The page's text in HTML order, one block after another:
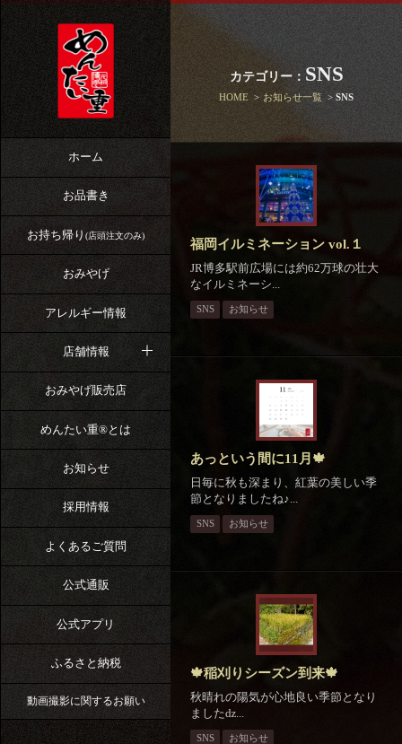
ホーム
お品書き
お持ち帰り (店頭注文のみ)
おみやげ
アレルギー情報
店舗情報
おみやげ販売店
めんたい重®︎とは
お知らせ
採用情報
よくあるご質問
公式通販
公式アプリ
ふるさと納税
動画撮影に関するお願い
カテゴリー： SNS
HOME お知らせ一覧 SNS
福岡イルミネーション vol.１
JR博多駅前広場には約62万球の壮大
なイルミネーシ...
SNS お知らせ
あっという間に11月🍁
日毎に秋も深まり、紅葉の美しい季
節となりましたね♪...
SNS お知らせ
🍁稲刈りシーズン到来🍁
秋晴れの陽気が心地良い季節となり
ましたǳ...
SNS お知らせ